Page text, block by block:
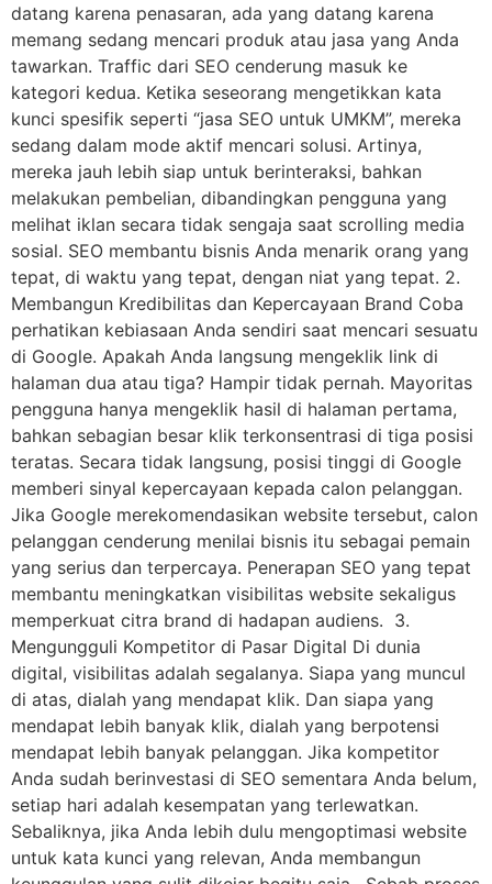
datang karena penasaran, ada yang datang karena
memang sedang mencari produk atau jasa yang Anda
tawarkan. Traffic dari SEO cenderung masuk ke
kategori kedua. Ketika seseorang mengetikkan kata
kunci spesifik seperti “jasa SEO untuk UMKM”, mereka
sedang dalam mode aktif mencari solusi. Artinya,
mereka jauh lebih siap untuk berinteraksi, bahkan
melakukan pembelian, dibandingkan pengguna yang
melihat iklan secara tidak sengaja saat scrolling media
sosial. SEO membantu bisnis Anda menarik orang yang
tepat, di waktu yang tepat, dengan niat yang tepat. 2.
Membangun Kredibilitas dan Kepercayaan Brand Coba
perhatikan kebiasaan Anda sendiri saat mencari sesuatu
di Google. Apakah Anda langsung mengeklik link di
halaman dua atau tiga? Hampir tidak pernah. Mayoritas
pengguna hanya mengeklik hasil di halaman pertama,
bahkan sebagian besar klik terkonsentrasi di tiga posisi
teratas. Secara tidak langsung, posisi tinggi di Google
memberi sinyal kepercayaan kepada calon pelanggan.
Jika Google merekomendasikan website tersebut, calon
pelanggan cenderung menilai bisnis itu sebagai pemain
yang serius dan terpercaya. Penerapan SEO yang tepat
membantu meningkatkan visibilitas website sekaligus
memperkuat citra brand di hadapan audiens. 3.
Mengungguli Kompetitor di Pasar Digital Di dunia
digital, visibilitas adalah segalanya. Siapa yang muncul
di atas, dialah yang mendapat klik. Dan siapa yang
mendapat lebih banyak klik, dialah yang berpotensi
mendapat lebih banyak pelanggan. Jika kompetitor
Anda sudah berinvestasi di SEO sementara Anda belum,
setiap hari adalah kesempatan yang terlewatkan.
Sebaliknya, jika Anda lebih dulu mengoptimasi website
untuk kata kunci yang relevan, Anda membangun